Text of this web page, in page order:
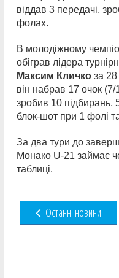
віддав 3 передачі,
фолах.
В молодіжному
обіграв лідера
Максим Кличко за
він набрав 17 очок
зробив 10 підбирань,
блок-шот при 1 фолі
За два тури до
Монако U-21 займає
таблиці.
Останні новини